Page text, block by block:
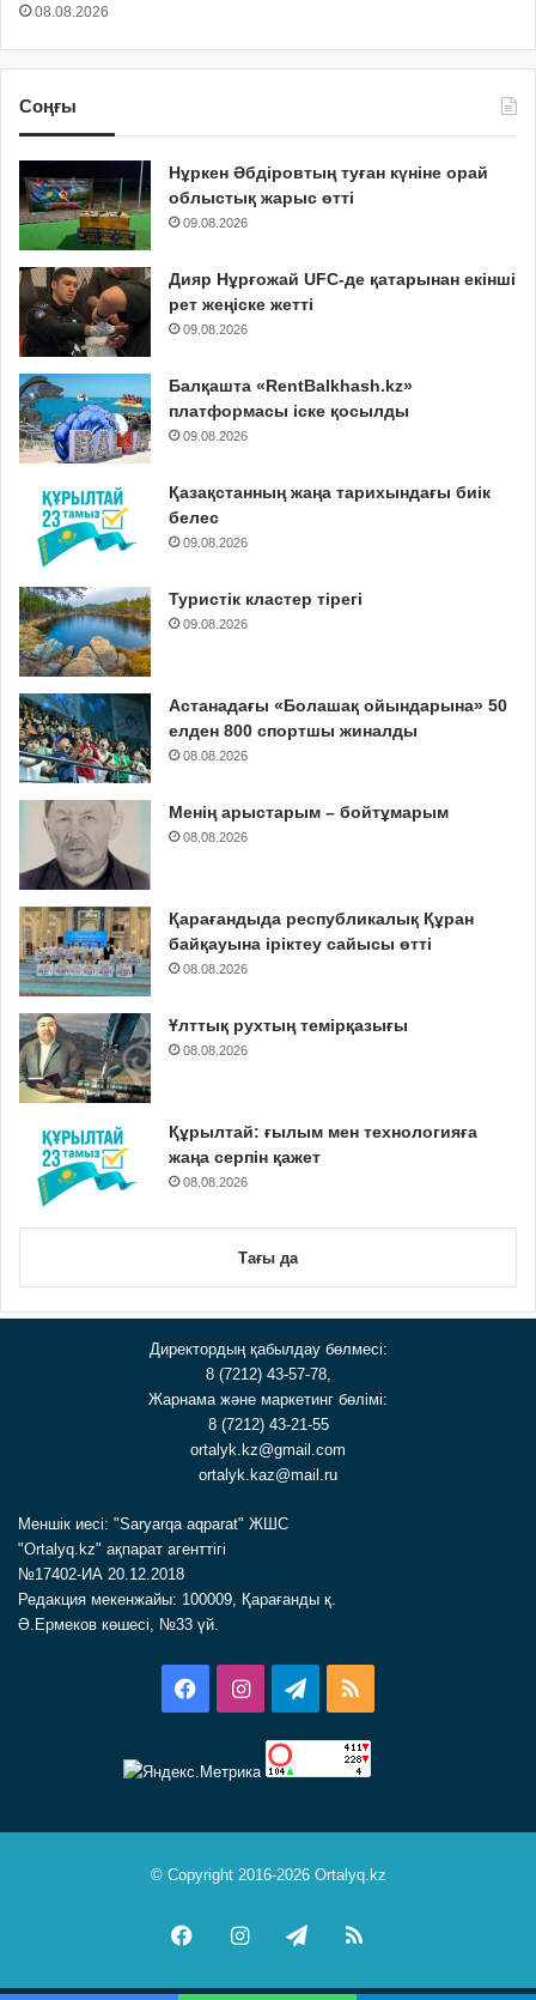
08.08.2026
Соңғы
Нұркен Әбдіровтың туған күніне орай
облыстық жарыс өтті
09.08.2026
Дияр Нұрғожай UFC-де қатарынан екінші
рет жеңіске жетті
09.08.2026
Балқашта «RentBalkhash.kz»
платформасы іске қосылды
09.08.2026
Қазақстанның жаңа тарихындағы биік
белес
09.08.2026
Туристік кластер тірегі
09.08.2026
Астанадағы «Болашақ ойындарына» 50
елден 800 спортшы жиналды
08.08.2026
Менің арыстарым – бойтұмарым
08.08.2026
Қарағандыда республикалық Құран
байқауына іріктеу сайысы өтті
08.08.2026
Ұлттық рухтың темірқазығы
08.08.2026
Құрылтай: ғылым мен технологияға
жаңа серпін қажет
08.08.2026
Тағы да
Директордың қабылдау бөлмесі:
8 (7212) 43-57-78,
Жарнама және маркетинг бөлімі:
8 (7212) 43-21-55
ortalyk.kz@gmail.com
ortalyk.kaz@mail.ru
Меншік иесі: "Saryarqa aqparat" ЖШС
"Ortalyq.kz" ақпарат агенттігі
№17402-ИА 20.12.2018
Редакция мекенжайы: 100009, Қарағанды қ.
Ә.Ермеков көшесі, №33 үй.
FacebookInstagramTelegram
© Copyright 2016-2026 Ortalyq.kz
FacebookInstagramTelegram